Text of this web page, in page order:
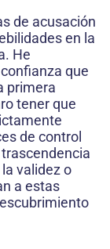
de acusación
en la
He
que
primera
tener que
de control
validez o
a estas